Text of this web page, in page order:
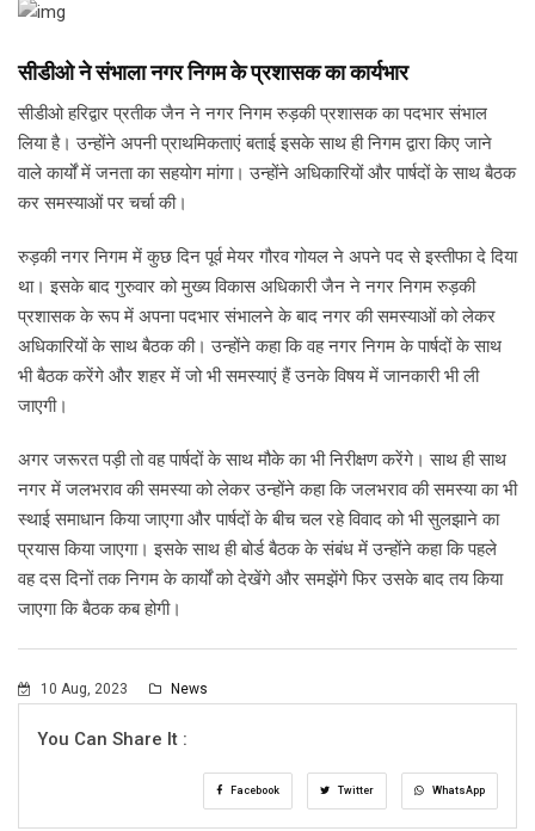
सीडीओ ने संभाला नगर निगम के प्रशासक का कार्यभार
सीडीओ हरिद्वार प्रतीक जैन ने नगर निगम रुड़की प्रशासक का पदभार संभाल
लिया है। उन्होंने अपनी प्राथमिकताएं बताई इसके साथ ही निगम द्वारा किए जाने
वाले कार्यों में जनता का सहयोग मांगा। उन्होंने अधिकारियों और पार्षदों के साथ बैठक
कर समस्याओं पर चर्चा की।
रुड़की नगर निगम में कुछ दिन पूर्व मेयर गौरव गोयल ने अपने पद से इस्तीफा दे दिया
था। इसके बाद गुरुवार को मुख्य विकास अधिकारी जैन ने नगर निगम रुड़की
प्रशासक के रूप में अपना पदभार संभालने के बाद नगर की समस्याओं को लेकर
अधिकारियों के साथ बैठक की। उन्होंने कहा कि वह नगर निगम के पार्षदों के साथ
भी बैठक करेंगे और शहर में जो भी समस्याएं हैं उनके विषय में जानकारी भी ली
जाएगी।
अगर जरूरत पड़ी तो वह पार्षदों के साथ मौके का भी निरीक्षण करेंगे। साथ ही साथ
नगर में जलभराव की समस्या को लेकर उन्होंने कहा कि जलभराव की समस्या का भी
स्थाई समाधान किया जाएगा और पार्षदों के बीच चल रहे विवाद को भी सुलझाने का
प्रयास किया जाएगा। इसके साथ ही बोर्ड बैठक के संबंध में उन्होंने कहा कि पहले
वह दस दिनों तक निगम के कार्यों को देखेंगे और समझेंगे फिर उसके बाद तय किया
जाएगा कि बैठक कब होगी।
10 Aug, 2023 News
You Can Share It :
Facebook Twitter WhatsApp